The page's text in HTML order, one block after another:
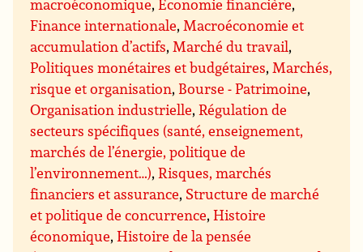
Finance internationale, Macroéconomie et
accumulation d’actifs, Marché du travail,
Politiques monétaires et budgétaires, Marchés,
risque et organisation, Bourse - Patrimoine,
Organisation industrielle,Régulation de
secteurs spécifiques (santé, enseignement,
marchés de l’énergie, politique de
l’environnement…),Risques, marchés
financiers et assurance, Structure de marché
et politique de concurrence,Histoire
économique,Histoire de la pensée